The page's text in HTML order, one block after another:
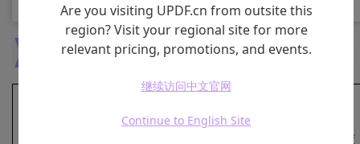
Are you visiting UPDF.cn from outsite this
region? Visit your regional site for more
relevant pricing, promotions, and events.
继续访问中文官网
Continue to English Site
两款PDF编辑器 对比